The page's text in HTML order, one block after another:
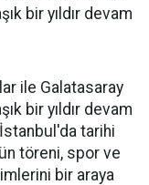
bir yıldır devam
ile Galatasaray
bir yıldır devam
tarihi
töreni, spor ve
bir araya